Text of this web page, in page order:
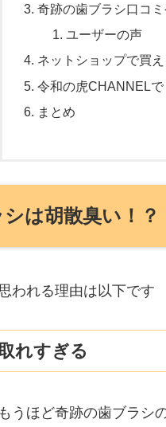
奇跡の歯ブラシ口コ
ユーザーの声
ネットショップで買
令和の虎CHANNEL
まとめ
は胡散臭い！？
われる理由は以下です
れすぎる
うほど奇跡の歯ブラシ